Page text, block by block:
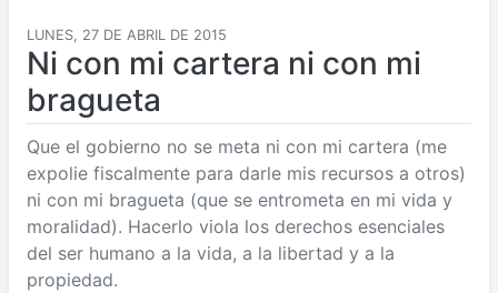
LUNES, 27 DE ABRIL DE 2015
Ni con mi cartera ni con mi
bragueta
Que el gobierno no se meta ni con mi cartera (me
expolie fiscalmente para darle mis recursos a otros)
ni con mi bragueta (que se entrometa en mi vida y
moralidad). Hacerlo viola los derechos esenciales
del ser humano a la vida, a la libertad y a la
propiedad.